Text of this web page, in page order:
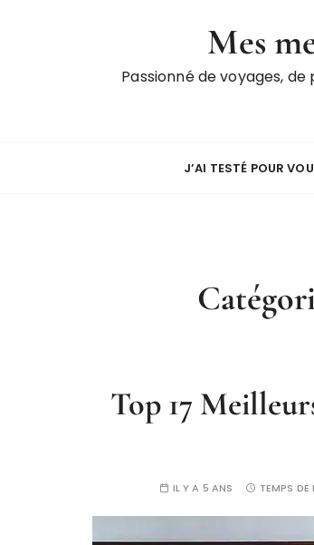
Mes
Passionné de voyages,
J’AI TESTÉ POUR
Top 17
IL Y A 5 ANS TEMPS DE